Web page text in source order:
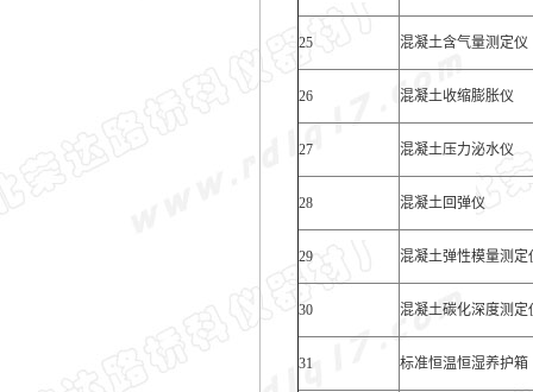
25 混凝土含气量测定仪
26 混凝土收缩膨胀仪
27 混凝土压力泌水仪
28 混凝土回弹仪
29 混凝土弹性模量测定
30 混凝土碳化深度测定
31 标准恒温恒湿养护箱